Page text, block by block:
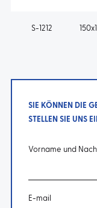
S-1212
SIE KÖNNEN DIE
STELLEN SIE UNS
Vorname und
E-mail